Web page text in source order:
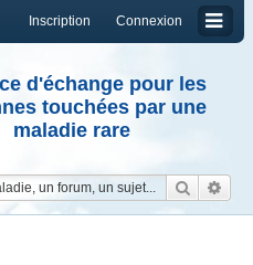
Connexion
Inscription
d'échange pour les
touchées par une
maladie rare